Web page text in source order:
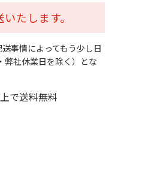
たします。
事情によってもう少し日
弊社休業日を除く）とな
で送料無料